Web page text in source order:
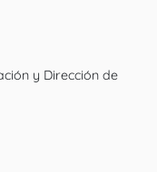
y Dirección de